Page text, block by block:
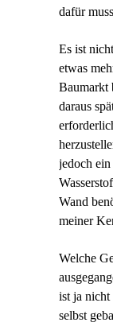
dafür
Es ist
etwas
Baumarkt
daraus
jedoch
Wand
meiner
Welche
ist ja nicht
selbst